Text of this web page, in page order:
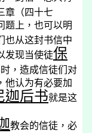
章（四十七
题上，也可以明
也从这封书信中
发现当使徒保
，造成信徒们对
他认为有必要加
迦后书就是这
教会的信徒，必